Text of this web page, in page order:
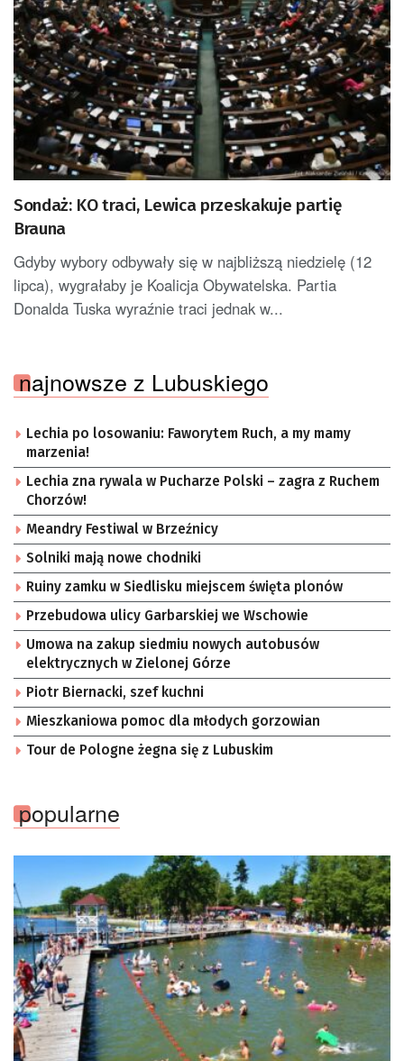
Sondaż: KO traci, Lewica przeskakuje partię
Brauna
Gdyby wybory odbywały się w najbliższą niedzielę (12
lipca), wygrałaby je Koalicja Obywatelska. Partia
Donalda Tuska wyraźnie traci jednak w...
najnowsze z Lubuskiego
Lechia po losowaniu: Faworytem Ruch, a my mamy
marzenia!
Lechia zna rywala w Pucharze Polski – zagra z Ruchem
Chorzów!
Meandry Festiwal w Brzeźnicy
Solniki mają nowe chodniki
Ruiny zamku w Siedlisku miejscem święta plonów
Przebudowa ulicy Garbarskiej we Wschowie
Umowa na zakup siedmiu nowych autobusów
elektrycznych w Zielonej Górze
Piotr Biernacki, szef kuchni
Mieszkaniowa pomoc dla młodych gorzowian
Tour de Pologne żegna się z Lubuskim
popularne